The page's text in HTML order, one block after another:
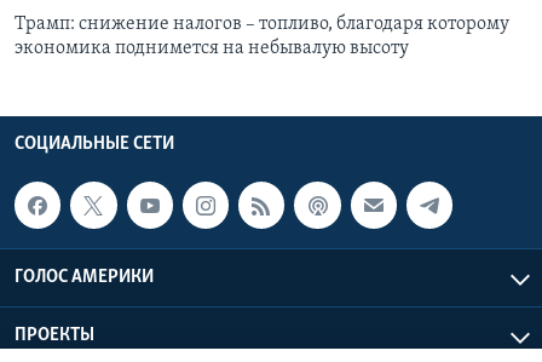
Трамп: снижение налогов – топливо, благодаря которому
экономика поднимется на небывалую высоту
СОЦИАЛЬНЫЕ СЕТИ
ГОЛОС АМЕРИКИ
ПРОЕКТЫ